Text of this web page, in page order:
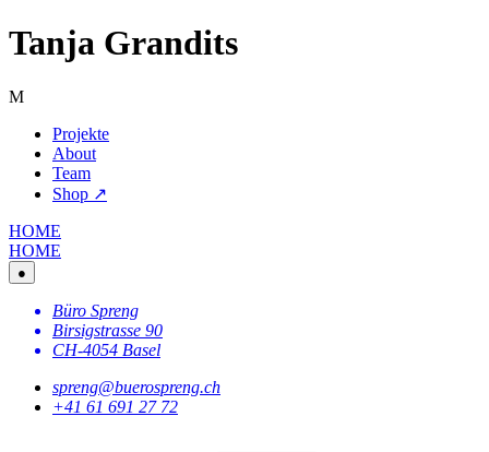
Tanja Grandits
M
Projekte
About
Team
Shop ↗
HOME
HOME
●
Büro Spreng
Birsigstrasse 90
CH-4054 Basel
spreng@buerospreng.ch
+41 61 691 27 72